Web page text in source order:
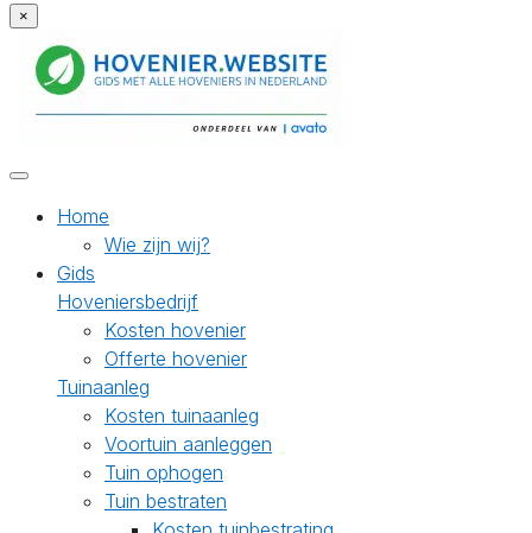
×
Home
Wie zijn wij?
Gids
Hoveniersbedrijf
Kosten hovenier
Offerte hovenier
Tuinaanleg
Kosten tuinaanleg
Voortuin aanleggen
Tuin ophogen
Tuin bestraten